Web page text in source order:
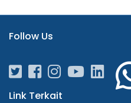
Follow Us
Link Terkait